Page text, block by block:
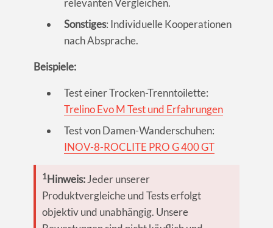
relevanten Vergleichen.
Sonstiges: Individuelle Kooperationen
nach Absprache.
Beispiele:
Test einer Trocken-Trenntoilette:
Trelino Evo M Test und Erfahrungen
Test von Damen-Wanderschuhen:
INOV-8-ROCLITE PRO G 400 GT
1Hinweis:Jeder unserer
Produktvergleiche und Tests erfolgt
objektiv und unabhängig. Unsere